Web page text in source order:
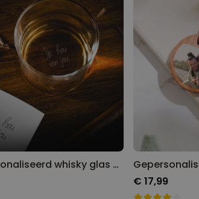
Gepersonaliseerd whisky glas met jouw handschrift
€ 17,99